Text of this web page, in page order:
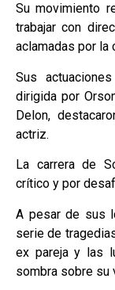
Su movimiento
trabajar con
aclamadas por la
Sus
dirigida por
Delon,
actriz.
La carrera de
crítico y por
A pesar de sus
serie de
ex pareja y las
sombra sobre su